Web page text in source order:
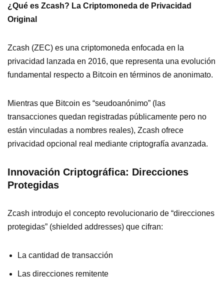
¿Qué es Zcash? La Criptomoneda de Privacidad
Original
Zcash (ZEC) es una criptomoneda enfocada en la
privacidad lanzada en 2016, que representa una evolución
fundamental respecto a Bitcoin en términos de anonimato.
Mientras que Bitcoin es “seudoanónimo” (las
transacciones quedan registradas públicamente pero no
están vinculadas a nombres reales), Zcash ofrece
privacidad opcional real mediante criptografía avanzada.
Innovación Criptográfica: Direcciones
Protegidas
Zcash introdujo el concepto revolucionario de “direcciones
protegidas” (shielded addresses) que cifran:
La cantidad de transacción
Las direcciones remitente